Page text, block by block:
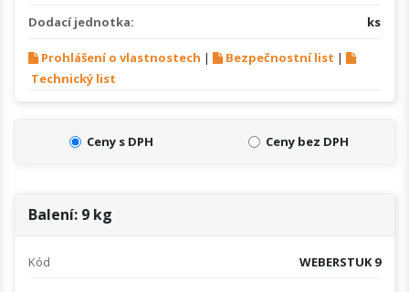
Dodací jednotka: ks
Prohlášení o vlastnostech | Bezpečnostní list |
Technický list
Ceny s DPH Ceny bez DPH
Balení: 9 kg
Kód WEBERSTUK 9